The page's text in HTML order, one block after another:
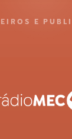
E